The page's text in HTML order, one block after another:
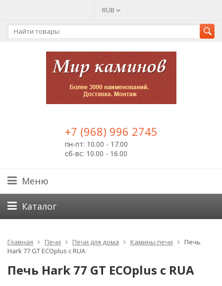
RUB
+7 (968) 996 2745
пн-пт: 10.00 - 17.00
сб-вс: 10.00 - 16.00
Меню
Каталог
Главная Печи Печи для дома Камины печи
Печь
Hark 77 GT ECOplus с RUA
Печь Hark 77 GT ECOplus с RUA